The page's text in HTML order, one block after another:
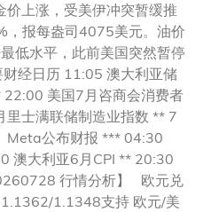
价上涨，受美伊冲突暂缓推
，报每盎司4075美元。油价
低水平，此前美国突然暂停
经日历 11:05 澳大利亚储
美国7月咨商会消费者
士满联储制造业指数 ** 7
Meta公布财报 *** 04:30
澳大利亚6月CPI ** 20:30
行情分析】 欧元兑
1.1348支持 欧元/美